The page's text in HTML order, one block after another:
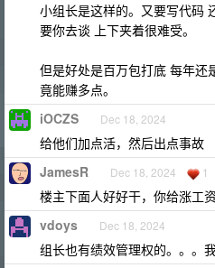
小组长是这样的。又要写代码
要你去谈 上下夹着很难受。
但是好处是百万包打底 每年还
竟能赚多点。
iOCZS Dec 18, 2024
给他们加点活，然后出点事故
JamesR Dec 18, 2024 1
楼主下面人好好干，你给涨工资
vdoys Dec 18, 2024
组长也有绩效管理权的。。。